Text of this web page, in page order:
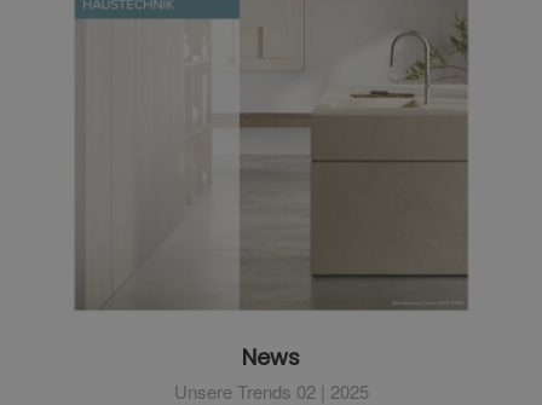
News
Unsere Trends 02 | 2025